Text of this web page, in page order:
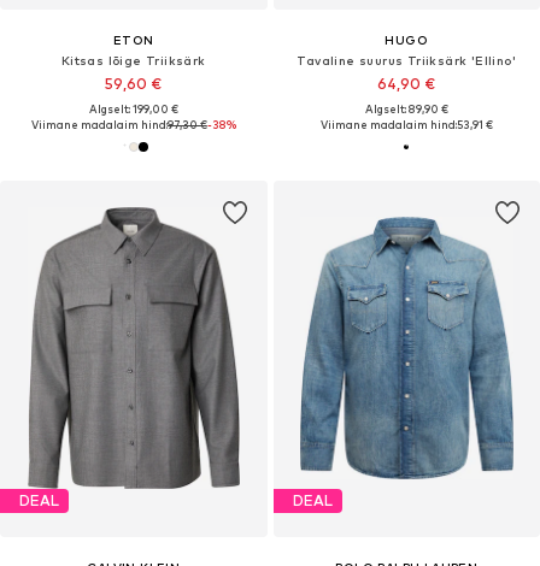
ETON
Kitsas lõige Triiksärk
59,60 €
Algselt: 199,00 €
Viimane madalaim hind:97,30 €-38%
HUGO
Tavaline suurus Triiksärk 'Ellino'
64,90 €
Algselt: 89,90 €
Viimane madalaim hind:53,91 €
DEAL DEAL